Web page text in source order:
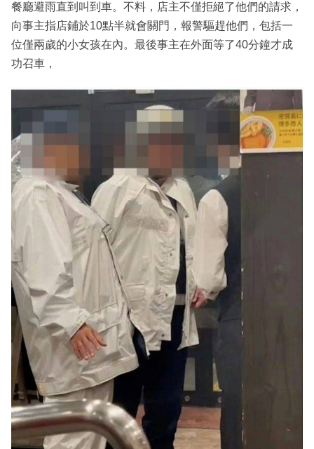
餐廳避雨直到叫到車。不料，店主不僅拒絕了他們的請求，
向事主指店鋪於10點半就會關門，報警驅趕他們，包括一
位僅兩歲的小女孩在內。最後事主在外面等了40分鐘才成
功召車，